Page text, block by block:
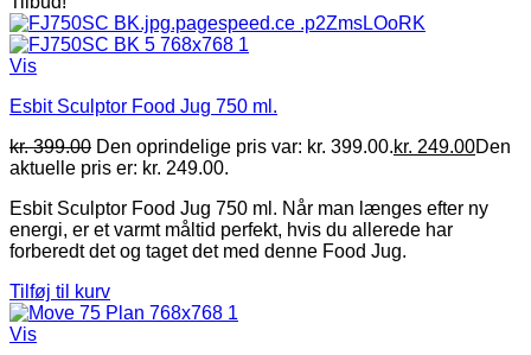
Vis
Esbit Sculptor Food Jug 750 ml.
kr.399.00 Den oprindelige pris var: kr. 399.00.kr. 249.00Den
aktuelle pris er: kr. 249.00.
Esbit Sculptor Food Jug 750 ml. Når man længes efter ny
energi, er et varmt måltid perfekt, hvis du allerede har
forberedt det og taget det med denne Food Jug.
Tilføj til kurv
Vis